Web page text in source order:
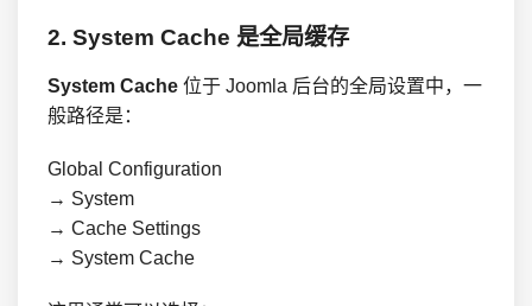
2. System Cache 是全局缓存
System Cache 位于 Joomla 后台的全局设置中，一
般路径是：
Global Configuration
→ System
→ Cache Settings
→ System Cache